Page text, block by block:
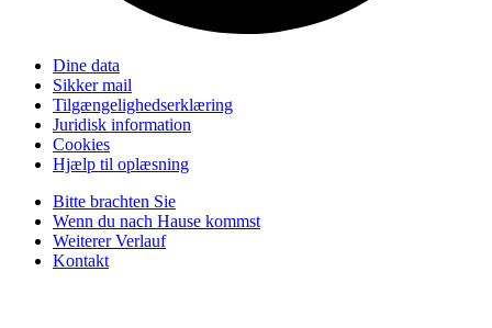
Dine data
Sikker mail
Tilgængelighedserklæring
Juridisk information
Cookies
Hjælp til oplæsning
Bitte brachten Sie
Wenn du nach Hause kommst
Weiterer Verlauf
Kontakt